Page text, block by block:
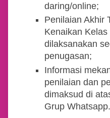
daring/online;
Penilaian Akhir
Kenaikan
dilaksanakan
penugasan;
Informasi
penilaian dan
dimaksud di
Grup Whatsapp.